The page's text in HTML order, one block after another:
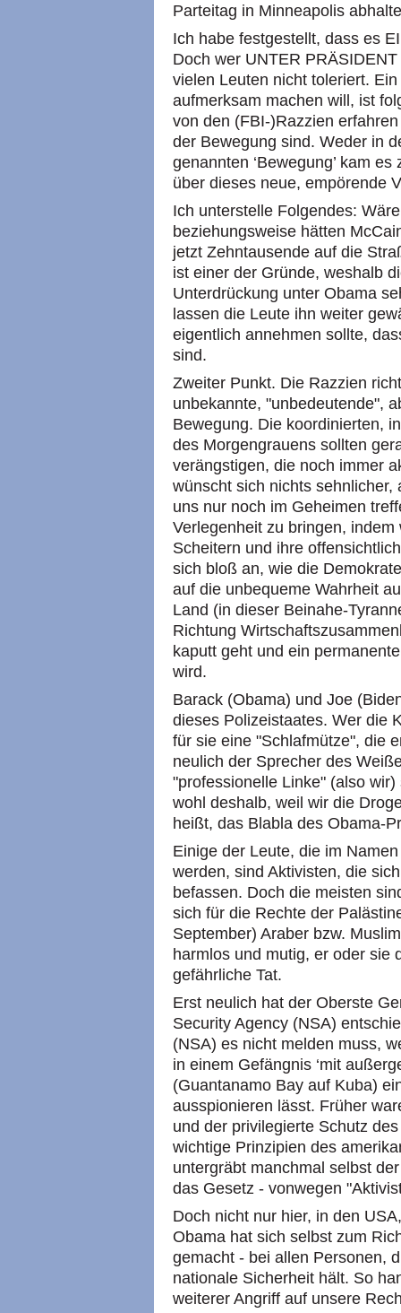
Parteitag in Minneapolis
Ich habe festgestellt, dass es
Doch wer UNTER
vielen Leuten nicht toleriert.
aufmerksam machen will, ist
von den (FBI-)Razzien
der Bewegung sind. Weder in
genannten ‘Bewegung’ kam
über dieses neue, empörende
Ich unterstelle Folgendes:
beziehungsweise hätten
jetzt Zehntausende auf die
ist einer der Gründe, weshalb
Unterdrückung unter Obama
lassen die Leute ihn weiter
eigentlich annehmen sollte,
sind.
Zweiter Punkt. Die Razzien
unbekannte, "unbedeutende",
Bewegung. Die koordinierten,
des Morgengrauens sollten
verängstigen, die noch immer
wünscht sich nichts
uns nur noch im Geheimen
Verlegenheit zu bringen,
Scheitern und ihre
sich bloß an, wie die
auf die unbequeme Wahrheit
Land (in dieser Beinahe-
Richtung
kaputt geht und ein
wird.
Barack (Obama) und Joe
dieses Polizeistaates. Wer die
für sie eine "Schlafmütze", die
neulich der Sprecher des
"professionelle Linke" (also
wohl deshalb, weil wir die
heißt, das Blabla des Obama-
Einige der Leute, die im
werden, sind Aktivisten, die
befassen. Doch die meisten
sich für die Rechte der
September) Araber bzw.
harmlos und mutig, er oder sie
gefährliche Tat.
Erst neulich hat der Oberste
Security Agency (NSA)
(NSA) es nicht melden muss,
in einem Gefängnis ‘mit
(Guantanamo Bay auf Kuba)
ausspionieren lässt. Früher
und der privilegierte Schutz
wichtige Prinzipien des
untergräbt manchmal selbst
das Gesetz - vonwegen
Doch nicht nur hier, in den
Obama hat sich selbst zum
gemacht - bei allen Personen,
nationale Sicherheit hält. So
weiterer Angriff auf unsere